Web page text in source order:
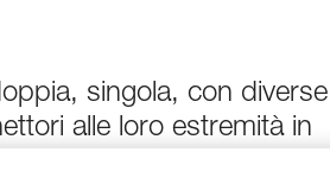
singola, con diverse
alle loro estremità in
all’utilizzo, ma è